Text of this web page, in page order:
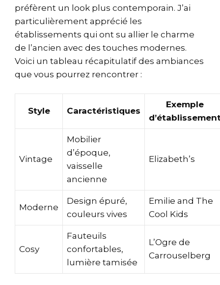
préfèrent un look plus contemporain. J’ai
particulièrement apprécié les
établissements qui ont su allier le charme
de l’ancien avec des touches modernes.
Voici un tableau récapitulatif des ambiances
que vous pourrez rencontrer :
Style Caractéristiques
Exemple
Vintage
Mobilier
d’époque,
vaisselle
ancienne
Elizabeth’s
Moderne
Design épuré,
couleurs vives
Emilie and The
Cool Kids
Cosy
Fauteuils
confortables,
lumière tamisée
L’Ogre de
Carrouselberg